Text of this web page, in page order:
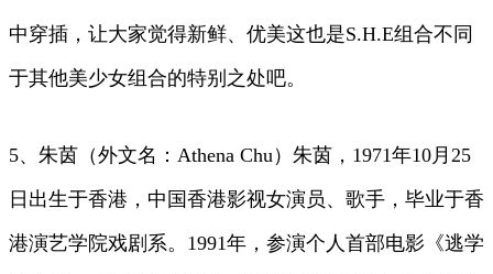
中穿插，让大家觉得新鲜、优美这也是S.H.E组合不同
于其他美少女组合的特别之处吧。
5、朱茵（外文名：Athena Chu）朱茵，1971年10月25
日出生于香港，中国香港影视女演员、歌手，毕业于香
港演艺学院戏剧系。1991年，参演个人首部电影《逃学